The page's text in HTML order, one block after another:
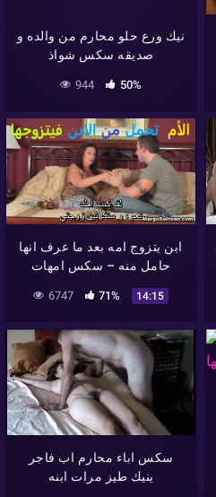
نيك ورع حلو محارم من والده و
صديقه سكس شواذ
944 50%
ابن يتزوج امه بعد ما عرف انها
حامل منه – سكس امهات
6747 71% 14:15
سكس اباء محارم اب فاجر
ينيك طيز مرات ابنه